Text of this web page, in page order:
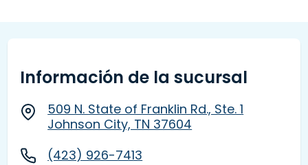
Información de la sucursal
509 N. State of Franklin Rd., Ste. 1
Johnson City, TN 37604
(423) 926-7413